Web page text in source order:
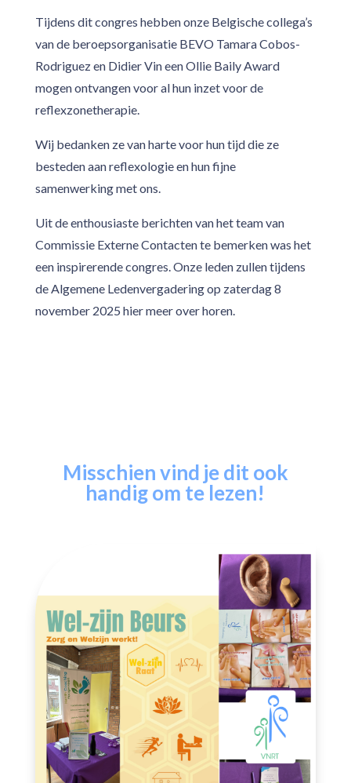
Tijdens dit congres hebben onze Belgische collega’s
van de beroepsorganisatie BEVO Tamara Cobos-
Rodriguez en Didier Vin een Ollie Baily Award
mogen ontvangen voor al hun inzet voor de
reflexzonetherapie.
Wij bedanken ze van harte voor hun tijd die ze
besteden aan reflexologie en hun fijne
samenwerking met ons.
Uit de enthousiaste berichten van het team van
Commissie Externe Contacten te bemerken was het
een inspirerende congres. Onze leden zullen tijdens
de Algemene Ledenvergadering op zaterdag 8
november 2025 hier meer over horen.
Misschien vind je dit ook
handig om te lezen!